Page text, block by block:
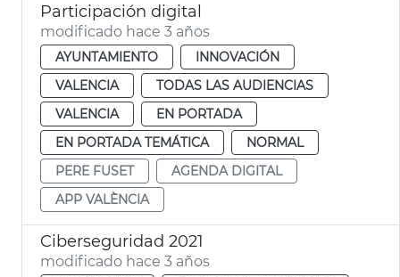
Participación digital
modificado hace 3 años
AYUNTAMIENTO
INNOVACIÓN
VALENCIA
TODAS LAS AUDIENCIAS
VALENCIA
EN PORTADA
EN PORTADA TEMÁTICA
NORMAL
PERE FUSET
AGENDA DIGITAL
APP VALÈNCIA
Ciberseguridad 2021
modificado hace 3 años